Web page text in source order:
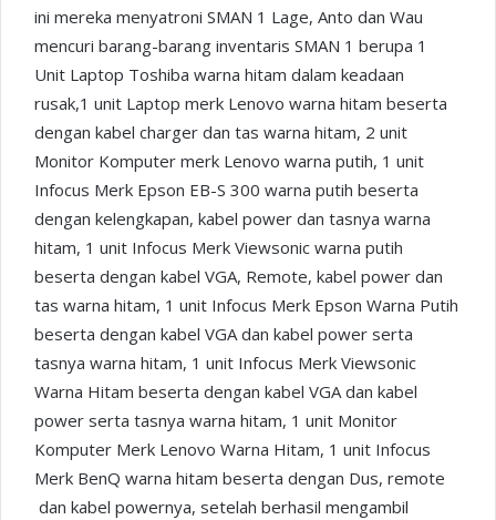
ini mereka menyatroni SMAN 1 Lage, Anto dan Wau
mencuri barang-barang inventaris SMAN 1 berupa 1
Unit Laptop Toshiba warna hitam dalam keadaan
rusak,1 unit Laptop merk Lenovo warna hitam beserta
dengan kabel charger dan tas warna hitam, 2 unit
Monitor Komputer merk Lenovo warna putih, 1 unit
Infocus Merk Epson EB-S 300 warna putih beserta
dengan kelengkapan, kabel power dan tasnya warna
hitam, 1 unit Infocus Merk Viewsonic warna putih
beserta dengan kabel VGA, Remote, kabel power dan
tas warna hitam, 1 unit Infocus Merk Epson Warna Putih
beserta dengan kabel VGA dan kabel power serta
tasnya warna hitam, 1 unit Infocus Merk Viewsonic
Warna Hitam beserta dengan kabel VGA dan kabel
power serta tasnya warna hitam, 1 unit Monitor
Komputer Merk Lenovo Warna Hitam, 1 unit Infocus
Merk BenQ warna hitam beserta dengan Dus, remote
dan kabel powernya, setelah berhasil mengambil